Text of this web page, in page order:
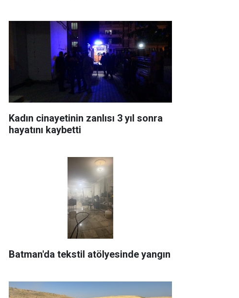
Kadın cinayetinin zanlısı 3 yıl sonra
hayatını kaybetti
Batman'da tekstil atölyesinde yangın